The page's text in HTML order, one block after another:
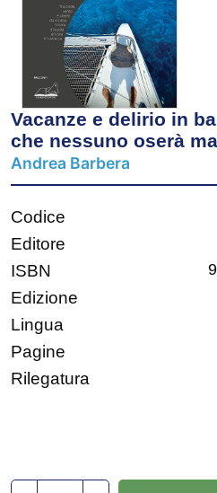
Vacanze e delirio in
che nessuno oserà
Andrea Barbera
Codice
Editore
ISBN
Edizione
Lingua
Pagine
Rilegatura